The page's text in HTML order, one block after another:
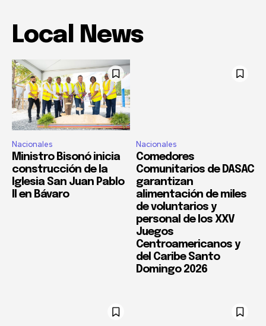
Local News
Nacionales
Ministro Bisonó inicia
construcción de la
Iglesia San Juan Pablo
II en Bávaro
Nacionales
Comedores
Comunitarios de DASAC
garantizan
alimentación de miles
de voluntarios y
personal de los XXV
Juegos
Centroamericanos y
del Caribe Santo
Domingo 2026